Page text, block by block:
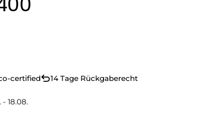
certified 14 Tage Rückgaberecht
- 18.08.